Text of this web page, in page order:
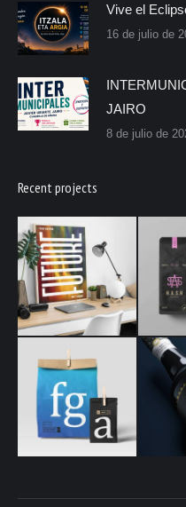
Vive el
16 de julio de
JAIRO
8 de julio de
Recent projects